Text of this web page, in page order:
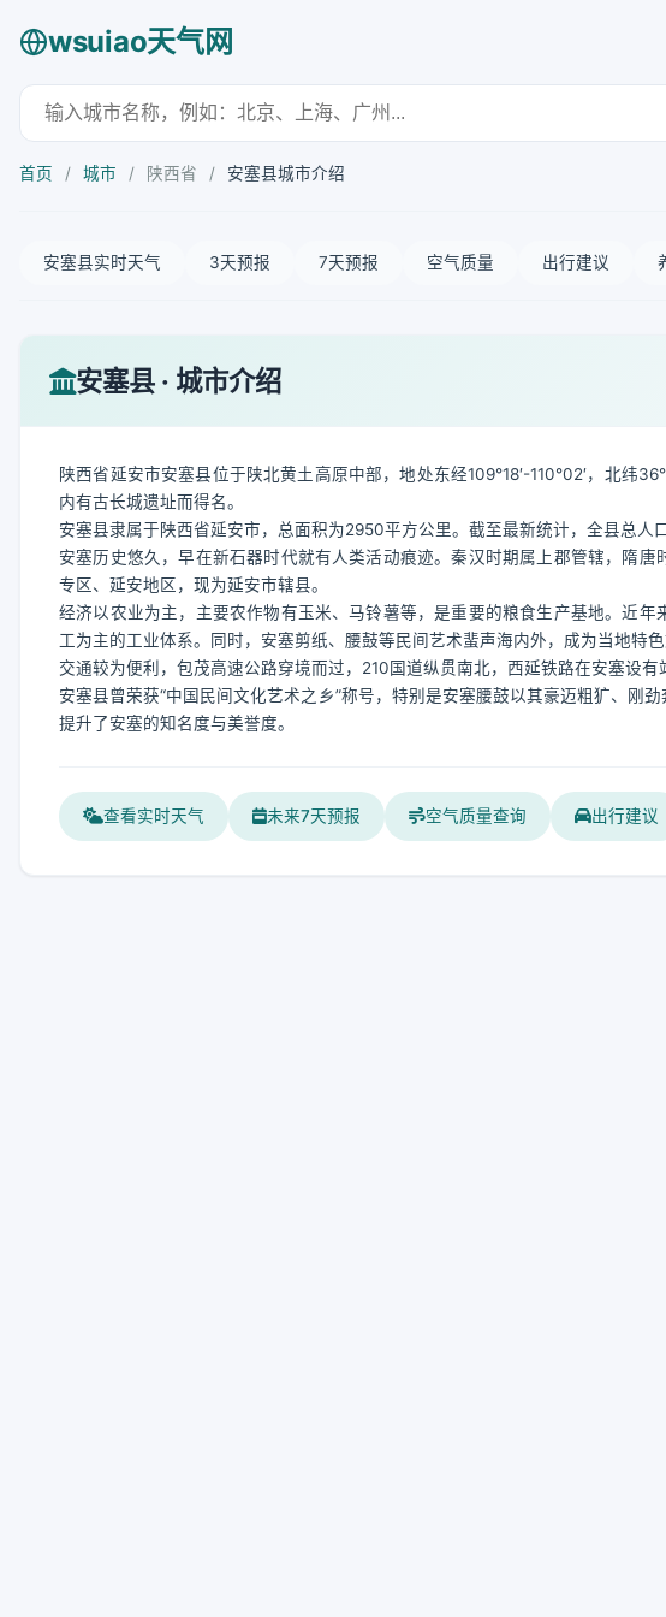
wsuiao天气网
首页 / 城市 / 陕西省 / 安塞县城市介绍
安塞县实时天气 3天预报 7天预报 空气质量 出行建议
安塞县 · 城市介绍
陕西省延安市安塞县位于陕北黄土高原中部，地处东经109°18′-110°02′，北纬
内有古长城遗址而得名。
安塞县隶属于陕西省延安市，总面积为2950平方公里。截至最新统计，全县总人
安塞历史悠久，早在新石器时代就有人类活动痕迹。秦汉时期属上郡管辖，隋
专区、延安地区，现为延安市辖县。
经济以农业为主，主要农作物有玉米、马铃薯等，是重要的粮食生产基地。近
工为主的工业体系。同时，安塞剪纸、腰鼓等民间艺术蜚声海内外，成为当地特色
交通较为便利，包茂高速公路穿境而过，210国道纵贯南北，西延铁路在安塞设有
安塞县曾荣获“中国民间文化艺术之乡”称号，特别是安塞腰鼓以其豪迈粗犷、刚
提升了安塞的知名度与美誉度。
查看实时天气 未来7天预报 空气质量查询 出行建议